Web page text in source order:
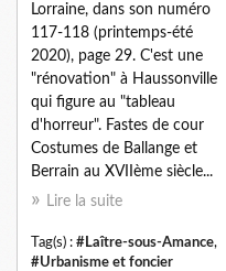
Lorraine, dans son numéro
117-118 (printemps-été
2020), page 29. C'est une
"rénovation" à Haussonville
qui figure au "tableau
d'horreur". Fastes de cour
Costumes de Ballange et
Berrain au XVIIème siècle...
Lire la suite
Tag(s) : #Laître-sous-Amance,
#Urbanisme et foncier